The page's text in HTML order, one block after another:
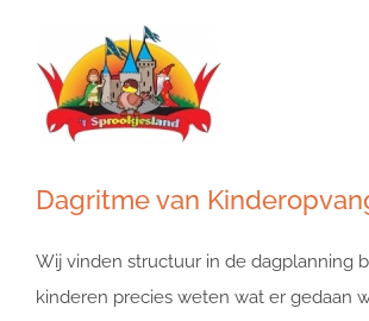
inhoud
Dagritme van
Wij vinden structuur in de dagplanning
kinderen precies weten wat er gedaan